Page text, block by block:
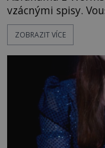
vzácnými spisy.
před sebou má
magických textů. Jde o Abramelinův grimoár, který
kouzla, jak si
pověru? Už
ZOBRAZIT VÍCE